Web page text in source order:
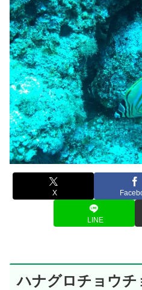
X
LINE
ハナグロチョウチ